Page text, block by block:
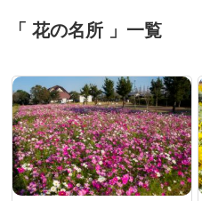
「 花の名所 」一覧